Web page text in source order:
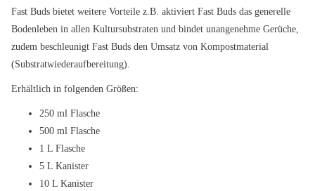
Fast Buds bietet weitere Vorteile z.B. aktiviert Fast Buds das generelle
Bodenleben in allen Kultursubstraten und bindet unangenehme Gerüche,
zudem beschleunigt Fast Buds den Umsatz von Kompostmaterial
(Substratwiederaufbereitung).
Erhältlich in folgenden Größen:
250 ml Flasche
500 ml Flasche
1 L Flasche
5 L Kanister
10 L Kanister